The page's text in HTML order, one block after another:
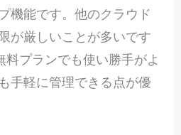
機能です。他のクラウド
が厳しいことが多いです
プランでも使い勝手がよ
手軽に管理できる点が優